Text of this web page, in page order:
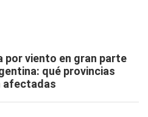
por viento en gran parte
qué provincias
afectadas